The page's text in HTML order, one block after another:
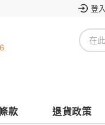
登入
款 退貨政策